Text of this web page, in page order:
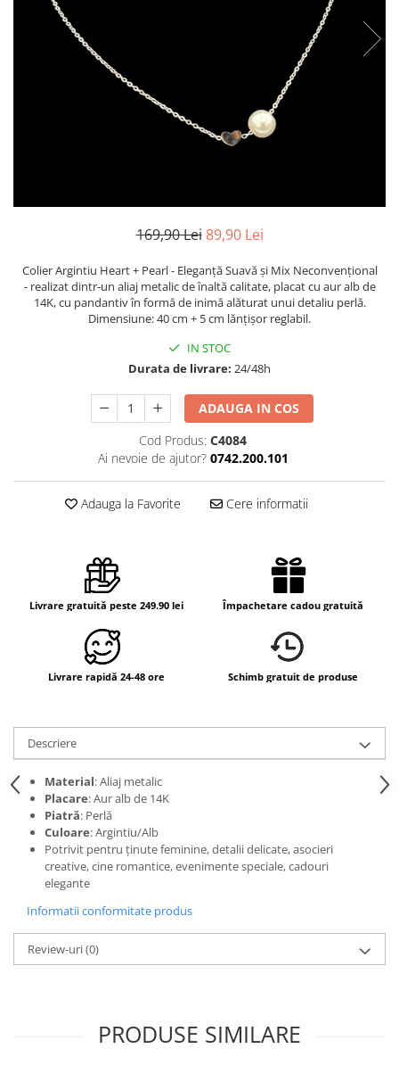
169,90 Lei 89,90 Lei
Colier Argintiu Heart + Pearl - Eleganță Suavă și Mix Neconvențional
- realizat dintr-un aliaj metalic de înaltă calitate, placat cu aur alb de
14K, cu pandantiv în formă de inimă alăturat unui detaliu perlă.
Dimensiune: 40 cm + 5 cm lănțișor reglabil.
IN STOC
Durata de livrare: 24/48h
ADAUGA IN COS
Cod Produs: C4084
Ai nevoie de ajutor? 0742.200.101
Adauga la Favorite Cere informatii
Livrare gratuită peste 249.90 lei Împachetare cadou gratuită
Livrare rapidă 24-48 ore Schimb gratuit de produse
Descriere
Material: Aliaj metalic
Placare: Aur alb de 14K
Piatră: Perlă
Culoare: Argintiu/Alb
Potrivit pentru ținute feminine, detalii delicate, asocieri
creative, cine romantice, evenimente speciale, cadouri
elegante
Informatii conformitate produs
Review-uri(0)
PRODUSE SIMILARE